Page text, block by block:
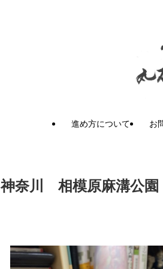
進め方について お
神奈川 相模原麻溝公